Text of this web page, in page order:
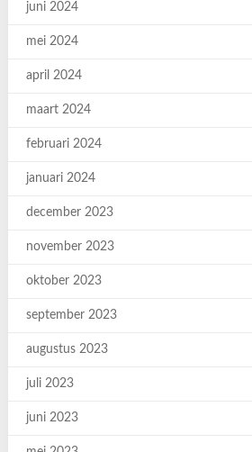
juni 2024
mei 2024
april 2024
maart 2024
februari 2024
januari 2024
december 2023
november 2023
oktober 2023
september 2023
augustus 2023
juli 2023
juni 2023